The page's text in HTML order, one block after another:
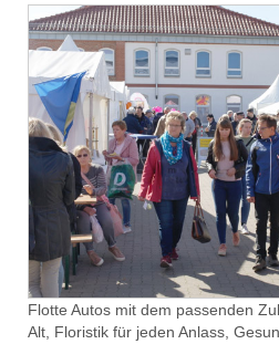
Flotte Autos mit dem passenden
Alt, Floristik für jeden Anlass,